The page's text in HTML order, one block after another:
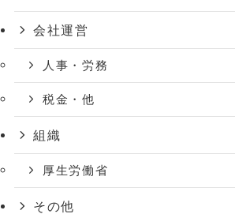
会社運営
人事・労務
税金・他
組織
厚生労働省
その他